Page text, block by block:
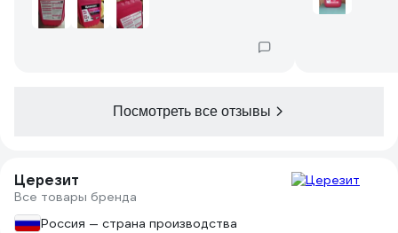
поначалу приходилось счищать со
стены, но потом догадался
высыхания совершенно, скажем так,
это снимаю одну звезду
данная
Посмотреть все отзывы
Церезит
Все товары бренда
Россия — страна производства